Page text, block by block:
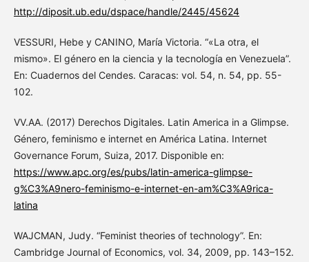
http://diposit.ub.edu/dspace/handle/2445/45624
VESSURI, Hebe y CANINO, María Victoria. “«La otra, el
mismo». El género en la ciencia y la tecnología en Venezuela”.
En: Cuadernos del Cendes. Caracas: vol. 54, n. 54, pp. 55-
102.
VV.AA. (2017) Derechos Digitales. Latin America in a Glimpse.
Género, feminismo e internet en América Latina. Internet
Governance Forum, Suiza, 2017. Disponible en:
https://www.apc.org/es/pubs/latin-america-glimpse-
g%C3%A9nero-feminismo-e-internet-en-am%C3%A9rica-
latina
WAJCMAN, Judy. “Feminist theories of technology”. En:
Cambridge Journal of Economics, vol. 34, 2009, pp. 143–152.